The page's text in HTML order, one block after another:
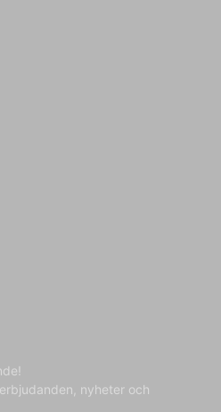
nyheter och